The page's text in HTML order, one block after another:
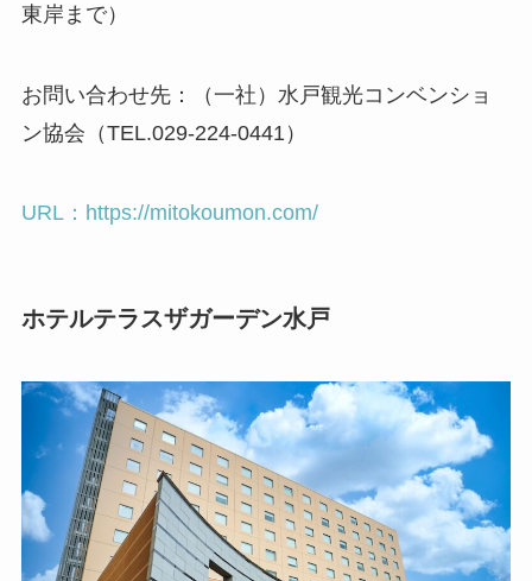
東岸まで）
お問い合わせ先：（一社）水戸観光コンベンショ
ン協会（TEL.029-224-0441）
URL：https://mitokoumon.com/
ホテルテラスザガーデン水戸